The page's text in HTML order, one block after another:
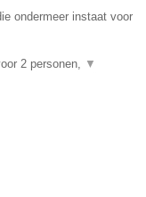
ondermeer instaat voor
2 personen, ▼